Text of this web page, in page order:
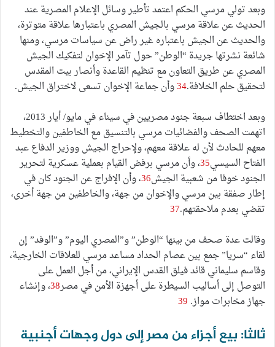
وبعد تولي مرسي الحكم اعتمد تأطير وسائل الإعلام المصرية عند
الحديث عن علاقة مرسي بالجيش المصري باعتبارها علاقة متوترة،
والحديث عن الجيش باعتباره غير راض عن سياسات مرسي، ومنها
شائعة نشرتها جريدة “الوطن” حول تآمر الإخوان لتفكيك الجيش
المصري عن طريق التعاون مع تنظيم القاعدة وأنصار بيت المقدس
لتحقيق حلم الخلافة.34وأن جماعة الإخوان تسعى لاختراق الجيش.
وبعد اختطاف سبعة جنود مصريين في سيناء في مايو/ أيار 2013،
اتهمت الصحف والفضائيات مرسي بالتنسيق مع الخاطفين والتخطيط
معهم للحادث لأن له علاقة معهم، ولإحراج الجيش ووزير الدفاع عبد
الفتاح السيسي35، وأن مرسي برفض القيام بعملية عسكرية لتحرير
الجنود خوفا من شعبية الجيش36، وأن الإفراج عن الجنود كان في
إطار صفقة بين مرسي والإخوان من جهة، والخاطفين من جهة أخرى،
تقضي بعدم ملاحقتهم.37
وقالت عدة صحف من بينها “الوطن” و”المصري اليوم” و”الوفد” إن
لقاء “سريا” جمع بين عصام الحداد مساعد مرسي للعلاقات الخارجية،
وقاسم سليماني قائد فيلق القدس الإيراني، من أجل العمل على
التوصل إلى أساليب السيطرة على أجهزة الأمن في مصر38، وإنشاء
جهاز مخابرات مواز. 39
ثالثا: بيع أجزاء من مصر إلى دول وجهات أجنبية